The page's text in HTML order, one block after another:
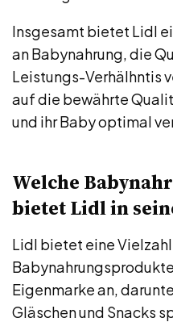
Insgesamt bietet Lidl
an Babynahrung, die
Leistungs-Verhälhntis
auf die bewährte
und ihr Baby optimal
Welche
bietet Lidl in
Lidl bietet eine
Eigenmarke an,
Gläschen und Snacks